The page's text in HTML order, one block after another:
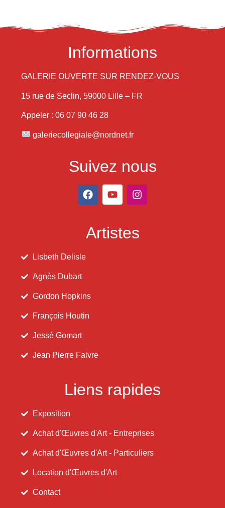
Informations
GALERIE OUVERTE SUR RENDEZ-VOUS
15 rue de Seclin, 59000 Lille – FR
Appeler : 06 07 90 46 28
galeriecollegiale@nordnet.fr
Suivez nous
Artistes
Lisbeth Delisle
Agnès Dubart
Gordon Hopkins
François Houtin
Jessé Gomart
Jean Pierre Faivre
Liens rapides
Exposition
Achat d'Œuvres d'Art - Entreprises
Achat d'Œuvres d'Art - Particuliers
Location d'Œuvres d'Art
Contact